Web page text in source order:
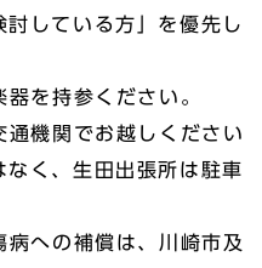
討している方」を優先し
を持参ください。
機関でお越しください
なく、生田出張所は駐車
への補償は、川崎市及